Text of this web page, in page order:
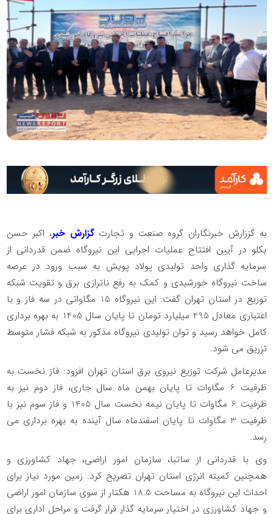
به گززارش خبرنگاران گروه صنعت و تجارتگزارش خبر، اکبر حسن
بکلو در آیین افتتاح عملیات اجرایی این نیروگاه ضمن قدردانی از
سرمایه گذاری واحد تولیدی پولاد پویش به سبب ورود در عرصه
ساخت نیروگاه خورشیدی و کمک به رفع ناترازی برق و تقویت شبکه
توزیع در استان تهران گفت: این نیروگاه 15 مگاواتی در سه فاز و با
اعتباری معادل 495 میلیارد تومان تا پایان سال 1405 به بهره برداری
کامل خواهد رسید و توان تولیدی نیروگاه مذکور به شبکه فشار متوسط
تزریق می شود.
مدیرعامل شرکت توزیع نیروی برق استان تهران افزود: فاز نخست به
ظرفیت 6 مگاوات تا پایان بهمن ماه سال جاری، فاز دوم نیز به
ظرفیت 6 مگاوات تا پایان نیمه نخست سال 1405 و فاز سوم نیز با
ظرفیت 3 مگاوات تا پایان اسفندماه سال آینده به بهره برداری می
رسد.
وی با قدردانی از ساتبا، سازمان امور اراضی، جهاد کشاورزی و
همچنین کمیته انرژی استان تهران تصریح کرد: زمین مورد نیاز برای
احداث این نیروگاه به مساحت 18.5 هکتار از سوی سازمان امور اراضی
و جهاد کشاورزی در اختیار سرمایه گذار قرار گرفت و مراحل اداری برای